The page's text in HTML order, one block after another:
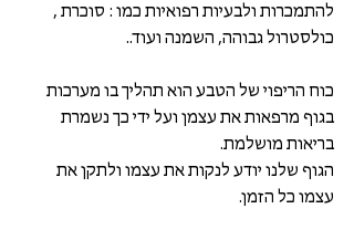
להתמכרות ולבעיות רפואיות כמו : סוכרת ,
כולסטרול גבוהה, השמנה ועוד..
כוח הריפוי של הטבע הוא תהליך בו מערכות
בגוף מרפאות את עצמן ועל ידי כך נשמרת
בריאות מושלמת.
הגוף שלנו יודע לנקות את עצמו ולתקן את
עצמו כל הזמן.